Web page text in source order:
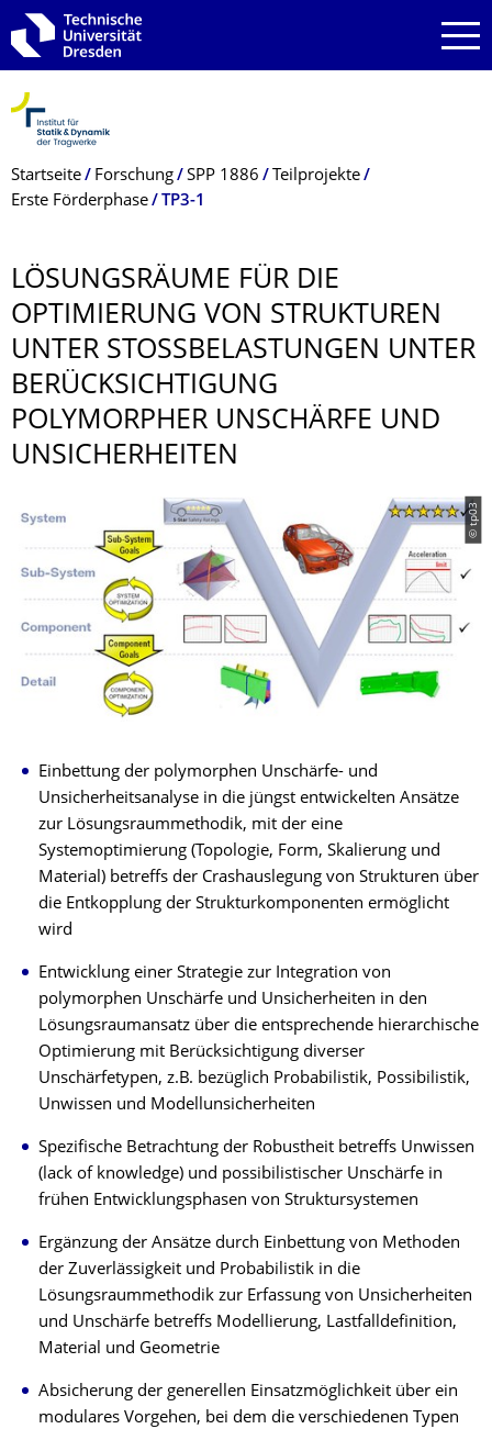
Zur Hauptnavigation springen
Zur Suche springen
Zum Inhalt springen
Breadcrumb-Menü
Startseite Forschung SPP 1886
Teilprojekte
Erste Förderphase
TP3-1
LÖSUNGSRÄUME FÜR DIE
OPTIMIERUNG VON STRUKTUREN
UNTER STOSSBELASTUNGEN UNTER B
ERÜCKSICHTI­GUNG P
OLYMORPHER UNSCHÄRFE UND U
NSICHERHEITEN
© tp03
Einbettung der polymorphen Unschärfe- und
Unsicherheitsanalyse in die jüngst entwickelten Ansätze
zur Lösungsraummethodik, mit der eine
Systemoptimierung (Topologie, Form, Skalierung und
Material) betreffs der Crashauslegung von Strukturen über
die Entkopplung der Strukturkomponenten ermöglicht
wird
Entwicklung einer Strategie zur Integration von
polymorphen Unschärfe und Unsicherheiten in den
Lösungsraumansatz über die entsprechende hierarchische
Optimierung mit Berücksichtigung diverser
Unschärfetypen, z.B. bezüglich Probabilistik, Possibilistik,
Unwissen und Modellunsicherheiten
Spezifische Betrachtung der Robustheit betreffs Unwissen
(lack of knowledge) und possibilistischer Unschärfe in
frühen Entwicklungsphasen von Struktursystemen
Ergänzung der Ansätze durch Einbettung von Methoden
der Zuverlässigkeit und Probabilistik in die
Lösungsraummethodik zur Erfassung von Unsicherheiten
und Unschärfe betreffs Modellierung, Lastfalldefinition,
Material und Geometrie
Absicherung der generellen Einsatzmöglichkeit über ein
modulares Vorgehen, bei dem die verschiedenen Typen